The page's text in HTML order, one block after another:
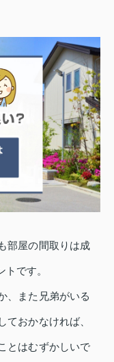
部屋の間取りは成
です。
、また兄弟がいる
おかなければ、
とはむずかしいで